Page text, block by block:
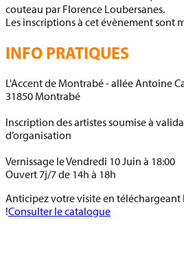
couteau par Florence Loubersanes.
Les inscriptions à cet évènement sont
INFO PRATIQUES
L'Accent de Montrabé-allée Antoine
31850 Montrabé
Inscription des artistes soumise à
d’organisation
Vernissage le Vendredi 10 Juin à 18:00
Ouvert 7j/7 de 14h à 18h
Anticipez votre visite en téléchargeant
!Consulter le catalogue